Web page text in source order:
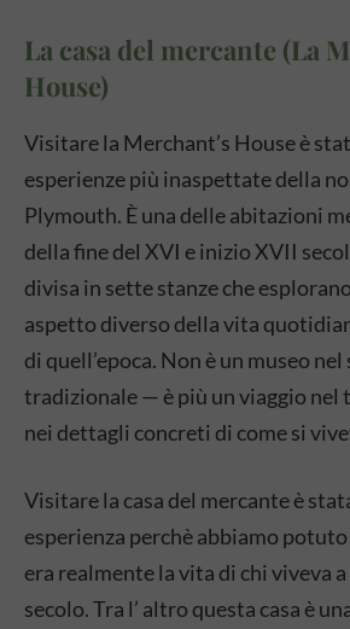
La casa del mercante (La
House)
Visitare la Merchant’s House è
esperienze più inaspettate della
Plymouth. È una delle abitazioni
della fine del XVI e inizio XVII
divisa in sette stanze che
aspetto diverso della vita
di quell’epoca. Non è un museo nel
tradizionale — è più un viaggio nel
nei dettagli concreti di come si
Visitare la casa del mercante è
esperienza perchè abbiamo
era realmente la vita di chi viveva
secolo. Tra l’ altro questa casa è